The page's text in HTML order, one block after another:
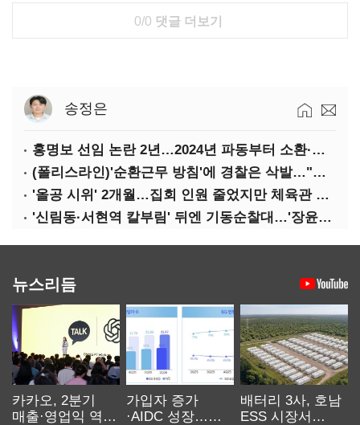
0/0 댓글 더보기
송정은
홍명보 선임 논란 2년…2024년 파동부터 소환·압색까지
(폴리스라인)'순환근무 방침'에 경찰은 삭발…"베테랑·수사력 보강 먼저"
'올공 시위' 2개월…집회 인원 줄었지만 체육관 봉쇄 계속
'신림동·서현역 칼부림' 뒤엔 기동순찰대…'장윤기 은폐·조작' 후엔 내부비리수사대
뉴스리듬
카카오, 2분기
매출·영업익 역대
가입자 증가
·AIDC 성장…
배터리 3사, 호남
ESS 시장서